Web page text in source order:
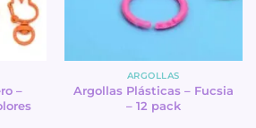
–
ARGOLLAS
Argollas Plásticas – Fucsia
– 12 pack